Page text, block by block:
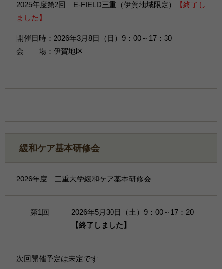
2025年度第2回 E-FIELD三重（伊賀地域限定）
【終了し
ました】
開催日時：2026年3月8日（日）9：00～17：30
会 場：伊賀地区
緩和ケア基本研修会
2026年度 三重大学緩和ケア基本研修会
第1回
2026年5月30日（土）9：00～17：20
【終了しました】
次回開催予定は未定です